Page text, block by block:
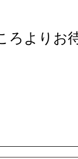
ろよりお